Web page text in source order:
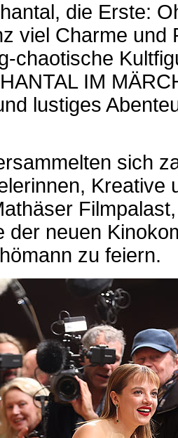
die Erste:
viel Charme und
chaotische
IM
lustiges
sich
Kreative
der neuen
zu feiern.